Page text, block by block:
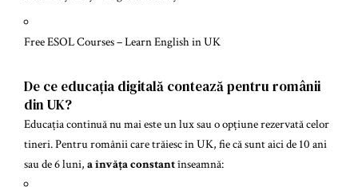
Free ESOL Courses – Learn English in UK
De ce educația digitală contează pentru românii
din UK?
Educația continuă nu mai este un lux sau o opțiune rezervată celor
tineri. Pentru românii care trăiesc în UK, fie că sunt aici de 10 ani
sau de 6 luni, a învăța constantînseamnă: